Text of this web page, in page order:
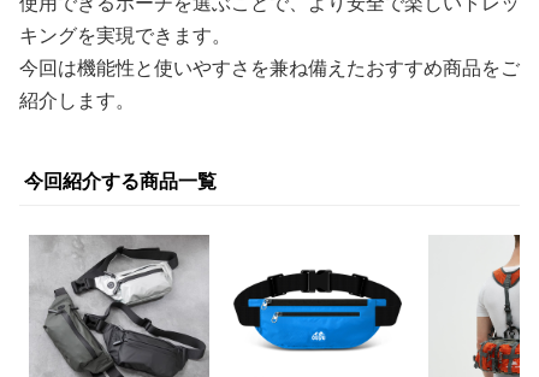
キングを実現できます。
今回は機能性と使いやすさを兼ね備えたおすすめ商品をご
紹介します。
今回紹介する商品一覧